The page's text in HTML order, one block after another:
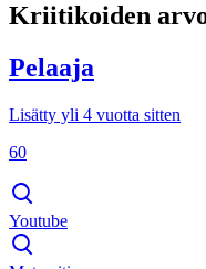
Kriitikoiden
Pelaaja
Lisätty yli 4 vuotta sitten
60
Youtube